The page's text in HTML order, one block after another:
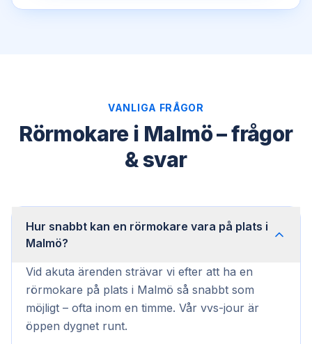
VANLIGA FRÅGOR
Rörmokare i Malmö – frågor
& svar
Hur snabbt kan en rörmokare vara på plats i
Malmö?
Vid akuta ärenden strävar vi efter att ha en
rörmokare på plats i Malmö så snabbt som
möjligt – ofta inom en timme. Vår vvs-jour är
öppen dygnet runt.